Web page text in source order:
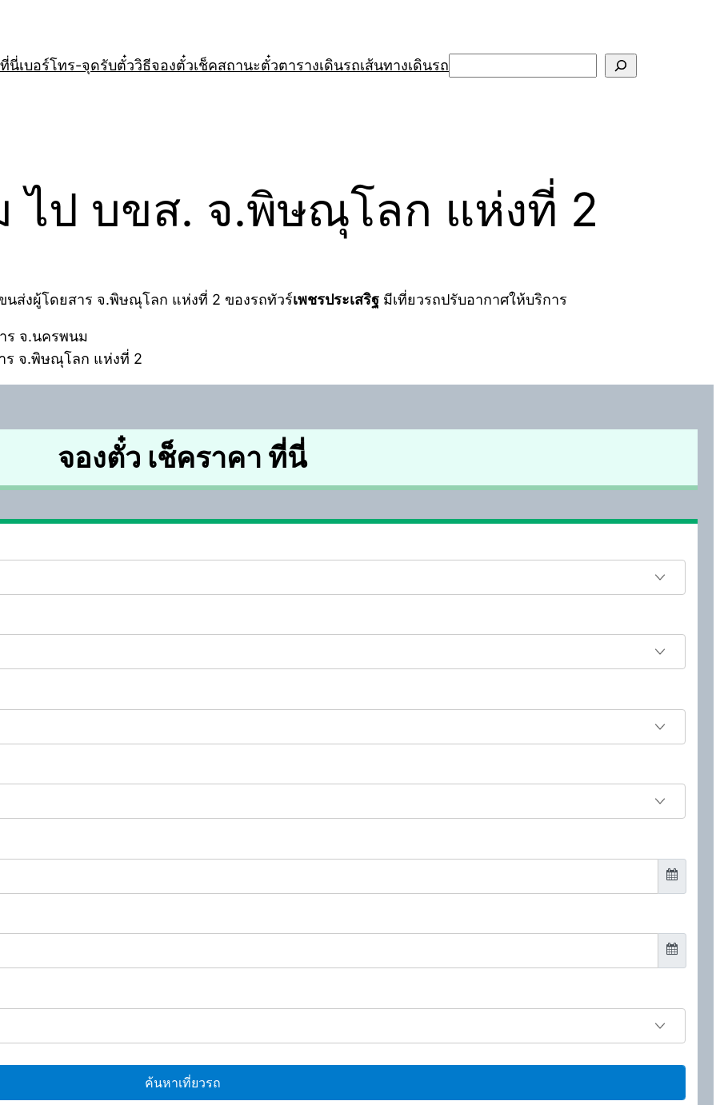
นี่เบอร์โทร-จุดรับตั๋ววิธีจองตั๋วเช็คสถานะตั๋วตารางเดินรถเส้นทางเดินรถ
ไป บขส. จ.พิษณุโลก แห่งที่ 2
ส่งผู้โดยสาร จ.พิษณุโลก แห่งที่ 2 ของรถทัวร์เพชรประเสริฐ มีเที่ยวรถปรับอากาศให้บริการ
ร จ.นครพนม
ร จ.พิษณุโลก แห่งที่ 2
จองตั๋ว เช็คราคา ที่นี่